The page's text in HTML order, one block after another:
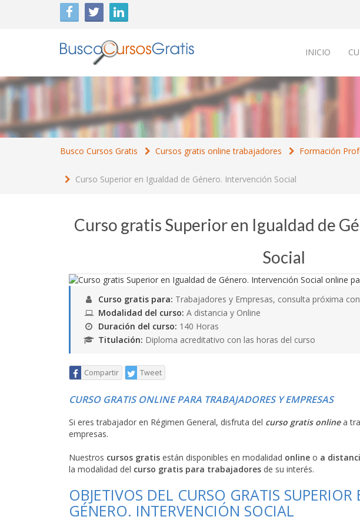
INICIO
Busco Cursos Gratis Cursos gratis online trabajadores Formación
Curso Superior en Igualdad de Género. Intervención Social
Curso gratis Superior en Igualdad de
Social
Curso gratis para: Trabajadores y Empresas, consulta próxima
Modalidad del curso: A distancia y Online
Duración del curso: 140 Horas
Titulación: Diploma acreditativo con las horas del curso
Compartir Tweet
CURSO GRATIS ONLINE PARA TRABAJADORES Y EMPRESAS
Si eres trabajador en Régimen General, disfruta del curso gratis onlinea
empresas.
Nuestros cursos gratis están disponibles en modalidad online o a
la modalidad del curso gratis para trabajadores de su interés.
OBJETIVOS DEL CURSO GRATIS
GÉNERO. INTERVENCIÓN SOCIAL